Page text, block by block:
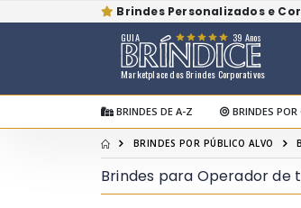
Brindes Personalizados e
Marketplace dos Brindes Corporativos
GUIA 39 Anos
BRINDES DE A-Z BRINDES POR
BRINDES POR PÚBLICO ALVO
Brindes para Operador de